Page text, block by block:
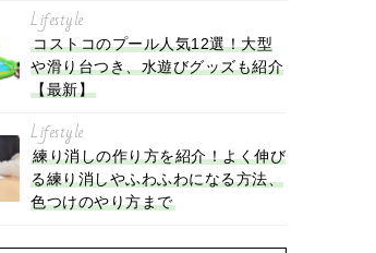
Lifestyle
コストコのプール人気12選！大型
や滑り台つき、水遊びグッズも紹介
【最新】
Lifestyle
練り消しの作り方を紹介！よく伸び
る練り消しやふわふわになる方法、
色つけのやり方まで